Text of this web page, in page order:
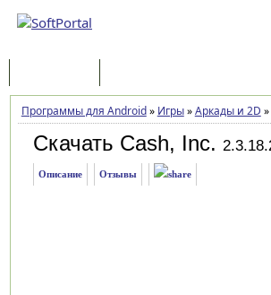
Программы для Android» Игры»Аркады и 2D »
Скачать Cash, Inc.
Описание Отзывы